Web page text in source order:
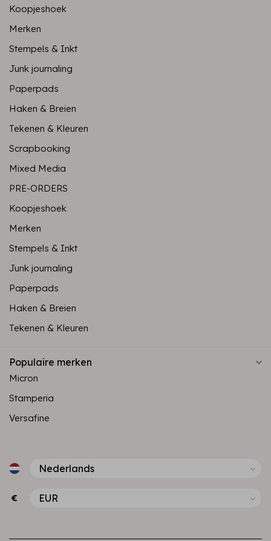
Koopjeshoek
Merken
Stempels & Inkt
Junk journaling
Paperpads
Haken & Breien
Tekenen & Kleuren
Scrapbooking
Mixed Media
PRE-ORDERS
Koopjeshoek
Merken
Stempels & Inkt
Junk journaling
Paperpads
Haken & Breien
Tekenen & Kleuren
Populaire merken
Micron
Stamperia
Versafine
€